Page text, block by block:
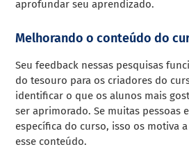
aprofundar seu aprendizado.
Melhorando o conteúdo do
Seu feedback nessas pesquisas
do tesouro para os criadores do
identificar o que os alunos mais
ser aprimorado. Se muitas pessoas
específica do curso, isso os motiva
esse conteúdo.